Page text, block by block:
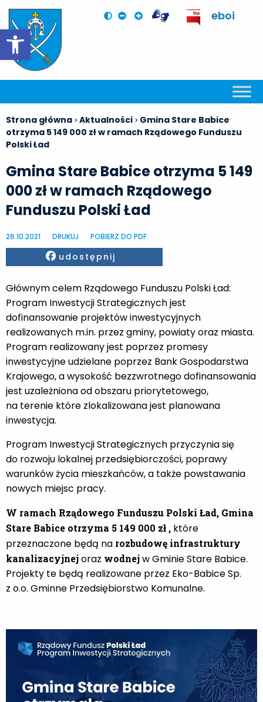
Otwórz pasek narzędzi
eboi
Strona główna >Aktualności > Gmina Stare Babice
otrzyma 5 149 000 zł w ramach Rządowego Funduszu
Polski Ład
Gmina Stare Babice otrzyma 5 149
000 zł w ramach Rządowego
Funduszu Polski Ład
26.10.2021 DRUKUJ POBIERZ DO PDF
Facebook
udostępnij
Głównym celem Rządowego Funduszu Polski Ład:
Program Inwestycji Strategicznych jest
dofinansowanie projektów inwestycyjnych
realizowanych m.in. przez gminy, powiaty oraz miasta.
Program realizowany jest poprzez promesy
inwestycyjne udzielane poprzez Bank Gospodarstwa
Krajowego, a wysokość bezzwrotnego dofinansowania
jest uzależniona od obszaru priorytetowego,
na terenie które zlokalizowana jest planowana
inwestycja.
Program Inwestycji Strategicznych przyczynia się
do rozwoju lokalnej przedsiębiorczości, poprawy
warunków życia mieszkańców, a także powstawania
nowych miejsc pracy.
W ramach Rządowego Funduszu Polski Ład, Gmina
Stare Babice otrzyma 5 149 000 zł , które
przeznaczone będą na rozbudowę infrastruktury
kanalizacyjnejoraz wodnejw Gminie Stare Babice.
Projekty te będą realizowane przez Eko-Babice Sp.
z o.o. Gminne Przedsiębiorstwo Komunalne.